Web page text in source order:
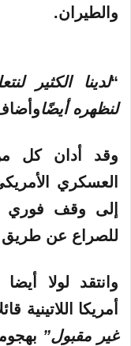
والطيران.
“لدينا الكثير
لنظهره أيضًا
وقد أدان كل من
العسكري
إلى وقف فوري
للصراع عن طريق
وانتقد لولا
أمريكا
غير مقبول”